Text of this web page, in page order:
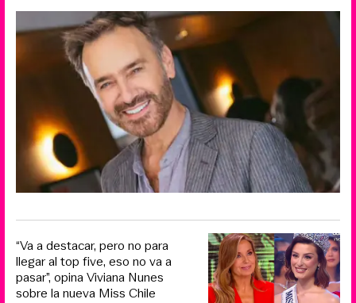
“Va a destacar, pero no para
llegar al top five, eso no va a
pasar”, opina Viviana Nunes
sobre la nueva Miss Chile